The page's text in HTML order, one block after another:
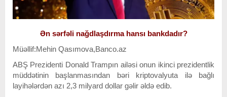
Ən sərfəli nağdlaşdırma hansı bankdadır?
Müəllif:Mehin Qasımova,Banco.az
ABŞ Prezidenti Donald Trampın ailəsi onun ikinci prezidentlik
müddətinin başlanmasından bəri kriptovalyuta ilə bağlı
layihələrdən azı 2,3 milyard dollar gəlir əldə edib.